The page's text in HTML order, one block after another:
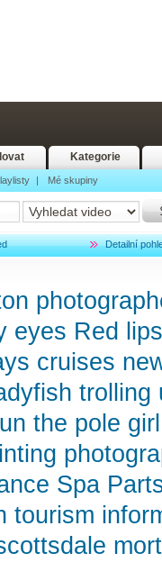
Kategorie
| Mé skupiny
Detailní
eyes Red
lips
cruises
trolling
the pole girl
Spa
tourism